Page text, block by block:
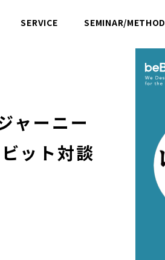
SERVICE SEMINAR/METHOD
ャーニー
ット対談